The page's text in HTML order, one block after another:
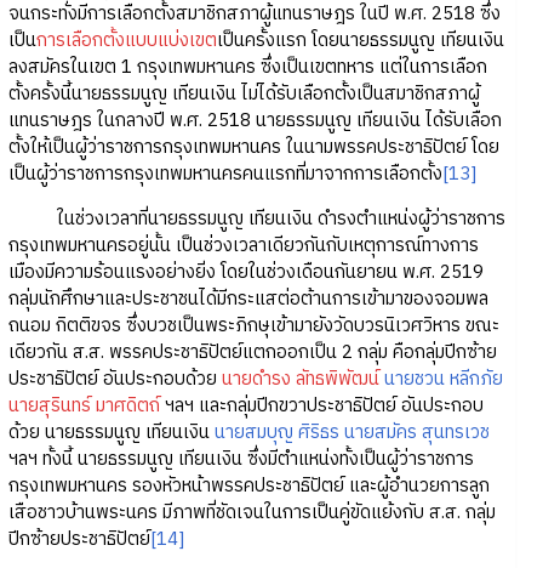
จนกระทั่งมีการเลือกตั้งสมาชิกสภาผู้แทนราษฎร ในปี พ.ศ. 2518 ซึ่ง
เป็นการเลือกตั้งแบบแบ่งเขตเป็นครั้งแรก โดยนายธรรมนูญ เทียนเงิน
ลงสมัครในเขต 1 กรุงเทพมหานคร ซึ่งเป็นเขตทหาร แต่ในการเลือก
ตั้งครั้งนี้นายธรรมนูญ เทียนเงิน ไม่ได้รับเลือกตั้งเป็นสมาชิกสภาผู้
แทนราษฎร ในกลางปี พ.ศ. 2518 นายธรรมนูญ เทียนเงิน ได้รับเลือก
ตั้งให้เป็นผู้ว่าราชการกรุงเทพมหานคร ในนามพรรคประชาธิปัตย์ โดย
เป็นผู้ว่าราชการกรุงเทพมหานครคนแรกที่มาจากการเลือกตั้ง[13]
ในช่วงเวลาที่นายธรรมนูญ เทียนเงิน ดำรงตำแหน่งผู้ว่าราชการ
กรุงเทพมหานครอยู่นั้น เป็นช่วงเวลาเดียวกันกับเหตุการณ์ทางการ
เมืองมีความร้อนแรงอย่างยิ่ง โดยในช่วงเดือนกันยายน พ.ศ. 2519
กลุ่มนักศึกษาและประชาชนได้มีกระแสต่อต้านการเข้ามาของจอมพล
ถนอม กิตติขจร ซึ่งบวชเป็นพระภิกษุเข้ามายังวัดบวรนิเวศวิหาร ขณะ
เดียวกัน ส.ส. พรรคประชาธิปัตย์แตกออกเป็น 2 กลุ่ม คือกลุ่มปีกซ้าย
ประชาธิปัตย์ อันประกอบด้วย นายดำรง ลัทธพิพัฒน์นายชวน หลีกภัย
นายสุรินทร์ มาศดิตถ์ฯลฯ และกลุ่มปีกขวาประชาธิปัตย์ อันประกอบ
ด้วย นายธรรมนูญ เทียนเงินนายสมบุญ ศิริธร นายสมัคร สุนทรเวช
ฯลฯ ทั้งนี้ นายธรรมนูญ เทียนเงิน ซึ่งมีตำแหน่งทั้งเป็นผู้ว่าราชการ
กรุงเทพมหานคร รองหัวหน้าพรรคประชาธิปัตย์ และผู้อำนวยการลูก
เสือชาวบ้านพระนคร มีภาพที่ชัดเจนในการเป็นคู่ขัดแย้งกับ ส.ส. กลุ่ม
ปีกซ้ายประชาธิปัตย์[14]